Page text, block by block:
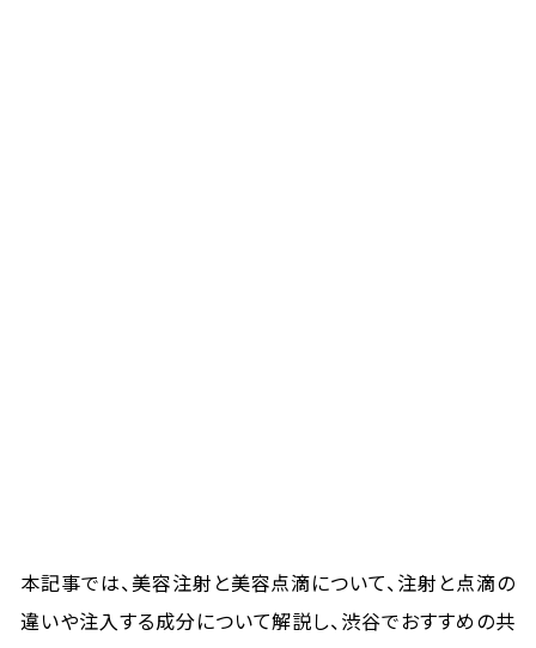
本記事では、美容注射と美容点滴について、注射と点滴の
違いや注入する成分について解説し、渋谷でおすすめの共